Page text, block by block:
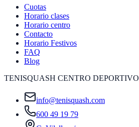
Cuotas
Horario clases
Horario centro
Contacto
Horario Festivos
FAQ
Blog
TENISQUASH CENTRO DEPORTIVO
info@tenisquash.com
600 49 19 79